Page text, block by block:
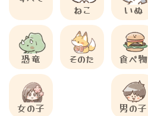
ねこ
いぬ
恐竜 そのた 食べ物
女の子 男の子